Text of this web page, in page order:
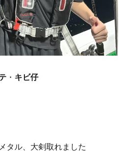
・ キビ仔
タル、大剣取れました